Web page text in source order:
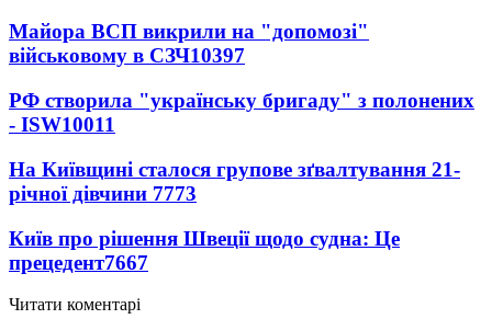
Майора ВСП викрили на "допомозі"
військовому в СЗЧ10397
РФ створила "українську бригаду" з полонених
- ISW10011
На Київщині сталося групове зґвалтування 21-
річної дівчини 7773
Київ про рішення Швеції щодо судна: Це
прецедент7667
Читати коментарі